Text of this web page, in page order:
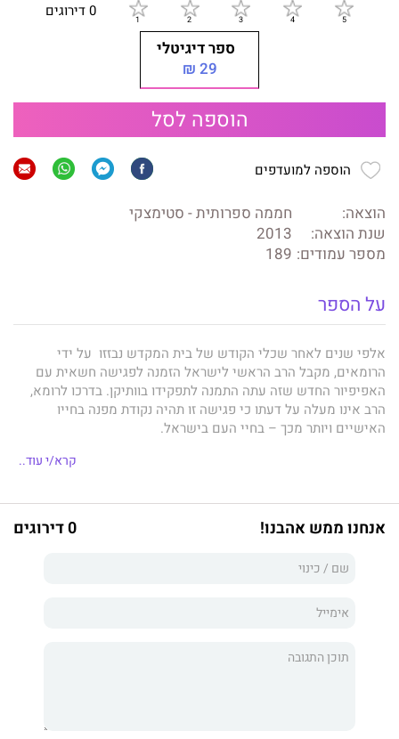
0 דירוגים
ספר דיגיטלי
29 ₪
הוספה לסל
הוספה למועדפים
הוצאה:
חממה ספרותית - סטימצקי
שנת הוצאה:
2013
מספר עמודים: 189
על הספר
אלפי שנים לאחר שכלי הקודש של בית המקדש נבזזו על ידי
הרומאים, מקבל הרב הראשי לישראל הזמנה לפגישה חשאית עם
האפיפיור החדש שזה עתה התמנה לתפקידו בוותיקן. בדרכו לרומא,
הרב אינו מעלה על דעתו כי פגישה זו תהיה נקודת מפנה בחייו
האישיים ויותר מכך – בחיי העם בישראל.
האפיפיור אורבנוס התשעי, שדרכו לכהונה מפוקפקת, מחזיק
שמקורה בכוח דתית קנאית ואפלה.
נשיא איראן, חביב מוחבי, מחכה בקוצר רוח להשלמת תכניתו של
וכיצד הם קשורים לנשיא איראן ולכוונתו לפתוח במלחמה כנגד
קרא/י עוד..
אנחנו ממש אהבנו! 0 דירוגים